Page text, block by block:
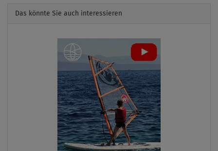
Das könnte Sie auch interessieren